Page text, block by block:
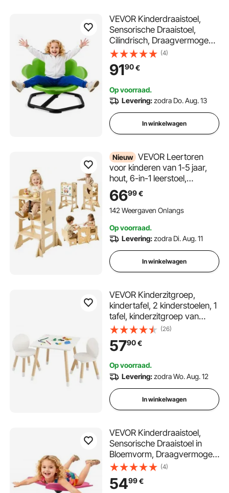
VEVOR Kinderdraaistoel,
Sensorische Draaistoel,
Cilindrisch, Draagvermogen
100 kg, Sensorisch
Speelgoed met Antislip
Metalen Voet, Bevordert
Concentratie, Groen
(4)
9190€
Op voorraad.
Levering:zodra Do. Aug. 13
In winkelwagen
Nieuw VEVOR Leertoren
voor kinderen van 1-5 jaar,
hout, 6-in-1 leerstoel,
Montessori tafel- en stoelset,
kinderopstapje, Montessori
leertoren met krijtbord en
keukenblad.
6699€
142 Weergaven Onlangs
Op voorraad.
Levering:zodra Di. Aug. 11
In winkelwagen
VEVOR Kinderzitgroep,
kindertafel, 2 kinderstoelen, 1
tafel, kinderzitgroep van
grenenhout, kindertafelset,
stabiel kindermeubilair,
zitmeubelen voor kinderen,
kindermeubelset, wit
(26)
5790€
Op voorraad.
Levering:zodra Wo. Aug. 12
In winkelwagen
VEVOR Kinderdraaistoel,
Sensorische Draaistoel in
Bloemvorm, Draagvermogen
100 kg, Sensorisch
Speelgoed met Antislip
Metalen Voet, Bevordert
(4)
5499€